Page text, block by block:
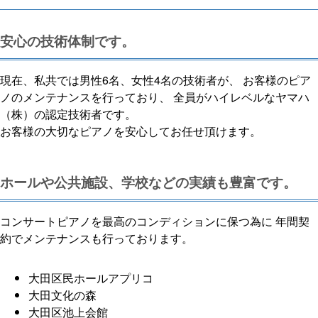
安心の技術体制です。
現在、私共では男性6名、女性4名の技術者が、 お客様のピア
ノのメンテナンスを行っており、 全員がハイレベルなヤマハ
（株）の認定技術者です。
お客様の大切なピアノを安心してお任せ頂けます。
ホールや公共施設、学校などの実績も豊富です。
コンサートピアノを最高のコンディションに保つ為に 年間契
約でメンテナンスも行っております。
大田区民ホールアプリコ
大田文化の森
大田区池上会館